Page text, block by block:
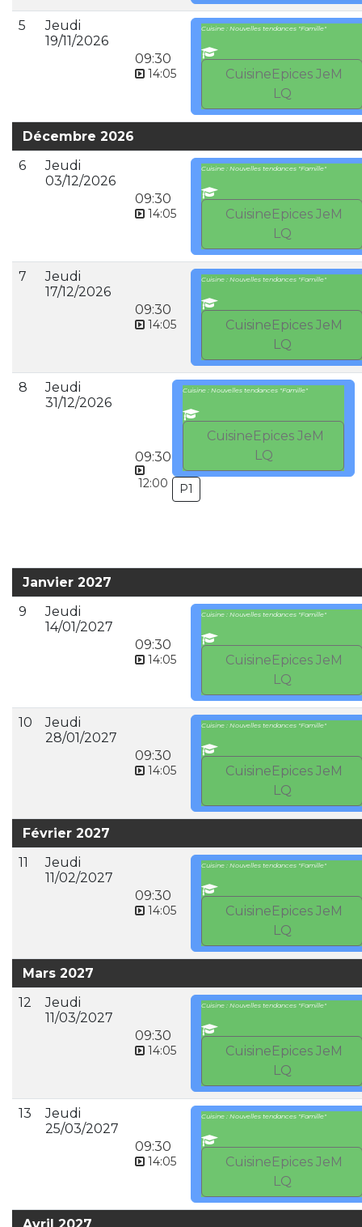
5
Jeudi
19/11/2026
09:30
14:05
Cuisine : Nouvelles tendances "Famille"
CuisineEpices JeM
LQ
Décembre 2026
6
Jeudi
03/12/2026
09:30
14:05
Cuisine : Nouvelles tendances "Famille"
CuisineEpices JeM
LQ
7
Jeudi
17/12/2026
09:30
14:05
Cuisine : Nouvelles tendances "Famille"
CuisineEpices JeM
LQ
8
Jeudi
31/12/2026
09:30
12:00
Cuisine : Nouvelles tendances "Famille"
CuisineEpices JeM
LQ
P1
Janvier 2027
9
Jeudi
14/01/2027
09:30
14:05
Cuisine : Nouvelles tendances "Famille"
CuisineEpices JeM
LQ
10
Jeudi
28/01/2027
09:30
14:05
Cuisine : Nouvelles tendances "Famille"
CuisineEpices JeM
LQ
Février 2027
11
Jeudi
11/02/2027
09:30
14:05
Cuisine : Nouvelles tendances "Famille"
CuisineEpices JeM
LQ
Mars 2027
12
Jeudi
11/03/2027
09:30
14:05
Cuisine : Nouvelles tendances "Famille"
CuisineEpices JeM
LQ
13
Jeudi
25/03/2027
09:30
14:05
Cuisine : Nouvelles tendances "Famille"
CuisineEpices JeM
LQ